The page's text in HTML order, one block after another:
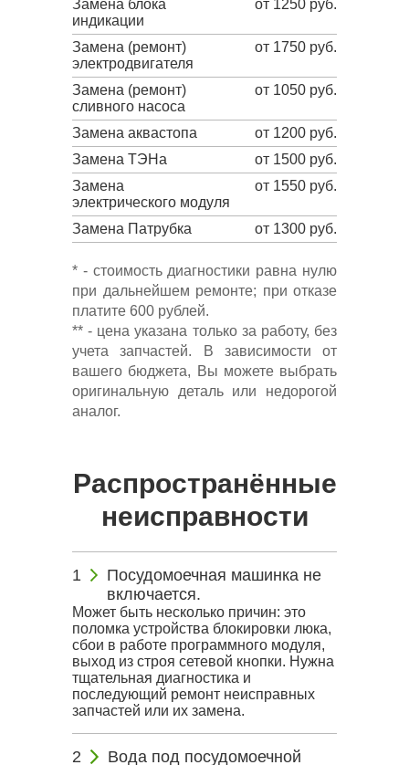
Замена блока
индикации
от 1250 руб.
Замена (ремонт)
электродвигателя
от 1750 руб.
Замена (ремонт)
сливного насоса
от 1050 руб.
Замена аквастопа
от 1200 руб.
Замена ТЭНа
от 1500 руб.
Замена
электрического модуля
от 1550 руб.
Замена Патрубка от 1300 руб.
* - стоимость диагностики равна нулю
при дальнейшем ремонте; при отказе
платите 600 рублей.
** - цена указана только за работу, без
учета запчастей. В зависимости от
вашего бюджета, Вы можете выбрать
оригинальную деталь или недорогой
аналог.
Распространённые
неисправности
Посудомоечная машинка не
включается.
Может быть несколько причин: это
поломка устройства блокировки люка,
сбои в работе программного модуля,
выход из строя сетевой кнопки. Нужна
тщательная диагностика и
последующий ремонт неисправных
запчастей или их замена.
Вода под посудомоечной